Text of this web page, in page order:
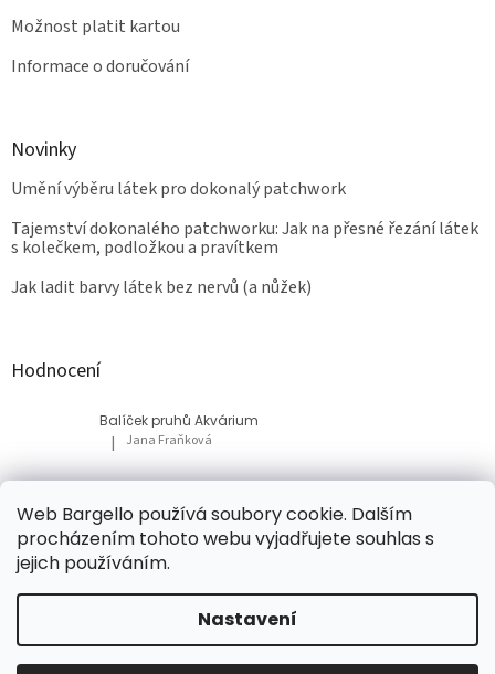
Web Bargello používá soubory cookie. Dalším
procházením tohoto webu vyjadřujete souhlas s
jejich používáním.
Nastavení
Možnost platit kartou
Informace o doručování
Novinky
Umění výběru látek pro dokonalý patchwork
Tajemství dokonalého patchworku: Jak na přesné řezání látek
s kolečkem, podložkou a pravítkem
Jak ladit barvy látek bez nervů (a nůžek)
Hodnocení
Balíček pruhů Akvárium
Hodnocení produktu je 5 z 5 hvězdiček.
| Jana Fraňková
Balíček Lesní med
Hodnocení produktu je 5 z 5 hvězdiček.
| Tatiana Bacikova
Vytvořil Shoptet